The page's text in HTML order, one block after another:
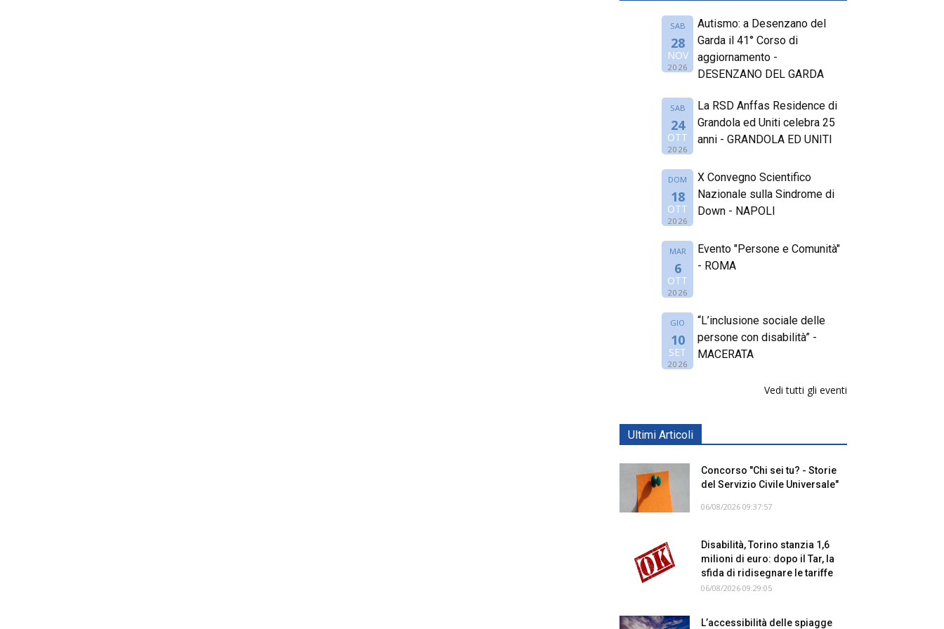
SAB
28
NOV
2026
Autismo: a Desenzano del
Garda il 41° Corso di
aggiornamento -
DESENZANO DEL GARDA
SAB
24
OTT
2026
La RSD Anffas Residence di
Grandola ed Uniti celebra 25
anni - GRANDOLA ED UNITI
DOM
18
OTT
2026
X Convegno Scientifico
Nazionale sulla Sindrome di
Down - NAPOLI
MAR
6
OTT
2026
Evento "Persone e Comunità"
- ROMA
GIO
10
SET
2026
“L’inclusione sociale delle
persone con disabilità” -
MACERATA
Vedi tutti gli eventi
Ultimi Articoli
Concorso "Chi sei tu? - Storie
del Servizio Civile Universale"
06/08/2026 09:37:57
Disabilità, Torino stanzia 1,6
milioni di euro: dopo il Tar, la
sfida di ridisegnare le tariffe
06/08/2026 09:29:05
L’accessibilità delle spiagge